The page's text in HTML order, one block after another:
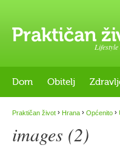
Dom Obitelj
Praktičan život › Hrana › Općenito ›
images (2)